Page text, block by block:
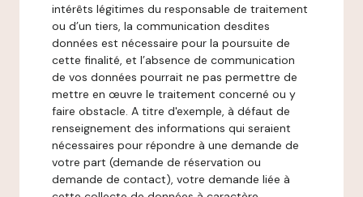
intérêts légitimes du responsable de traitement
ou d’un tiers, la communication desdites
données est nécessaire pour la poursuite de
cette finalité, et l’absence de communication
de vos données pourrait ne pas permettre de
mettre en œuvre le traitement concerné ou y
faire obstacle. A titre d'exemple, à défaut de
renseignement des informations qui seraient
nécessaires pour répondre à une demande de
votre part (demande de réservation ou
demande de contact), votre demande liée à